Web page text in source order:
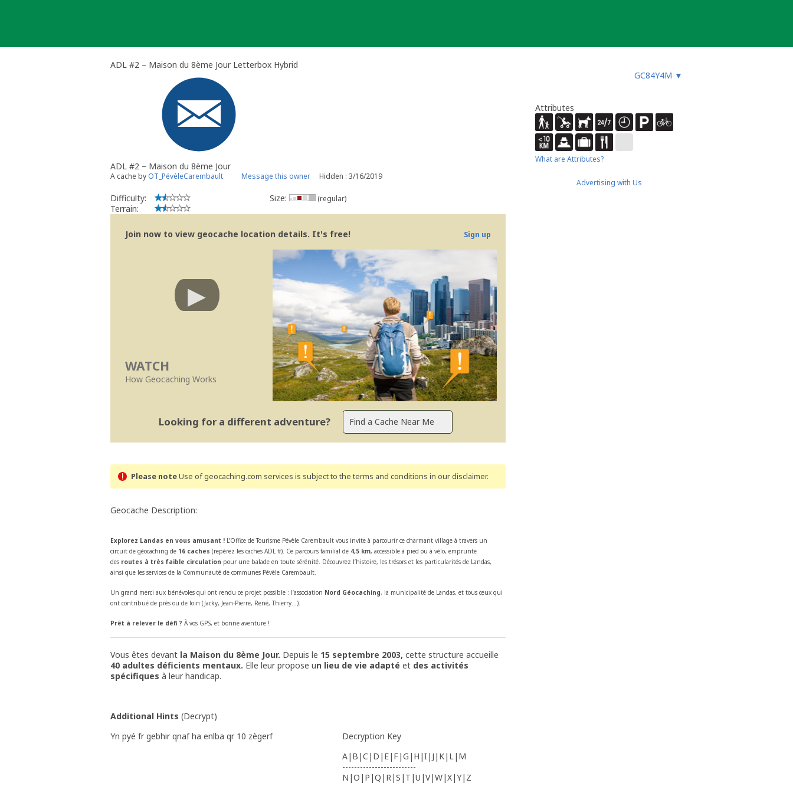
ADL #2 – Maison du 8ème Jour Letterbox Hybrid
GC84Y4M ▼
ADL #2 – Maison du 8ème Jour
A cache by OT_PévèleCarembault Message this owner Hidden : 3/16/2019
Difficulty:
Terrain:
Size: (regular)
Join now to view geocache location details. It's free! Sign up
WATCH
How Geocaching Works
Looking for a different adventure?
Please noteUse of geocaching.com services is subject to the terms and conditions in our disclaimer.
Geocache Description:
Explorez Landas en vous amusant ! L’Office de Tourisme Pévèle Carembault vous invite à parcourir ce charmant village à travers un
circuit de géocaching de 16 caches (repérez les caches ADL #). Ce parcours familial de 4,5 km, accessible à pied ou à vélo, emprunte
des routes à très faible circulation pour une balade en toute sérénité. Découvrez l’histoire, les trésors et les particularités de Landas,
ainsi que les services de la Communauté de communes Pévèle Carembault.
Un grand merci aux bénévoles qui ont rendu ce projet possible : l’association Nord Géocaching, la municipalité de Landas, et tous ceux qui
ont contribué de près ou de loin (Jacky, Jean-Pierre, René, Thierry…).
Prêt à relever le défi ? À vos GPS, et bonne aventure !
Vous êtes devant la Maison du 8ème Jour. Depuis le 15 septembre 2003, cette structure accueille
40 adultes déficients mentaux. Elle leur propose un lieu de vie adapté et des activités
spécifiques à leur handicap.
Additional Hints (Decrypt)
Yn pyé fr gebhir qnaf ha enlba qr 10 zègerf
Decryption Key
A|B|C|D|E|F|G|H|I|J|K|L|M
-------------------------
N|O|P|Q|R|S|T|U|V|W|X|Y|Z
Attributes
What are Attributes?
Advertising with Us